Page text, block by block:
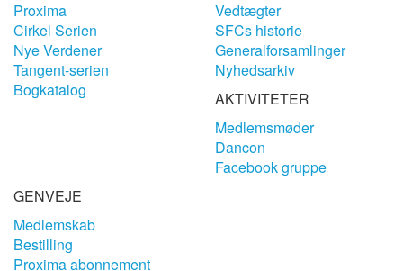
Proxima
Cirkel Serien
Nye Verdener
Tangent-serien
Bogkatalog
Vedtægter
SFCs historie
Generalforsamlinger
Nyhedsarkiv
AKTIVITETER
Medlemsmøder
Dancon
Facebook gruppe
GENVEJE
Medlemskab
Bestilling
Proxima abonnement